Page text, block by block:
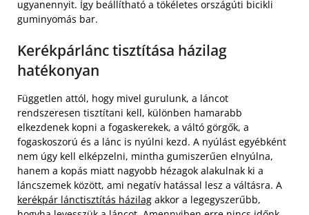
ugyanennyit. Így beállítható a tökéletes országúti bicikli
guminyomás bar.
Kerékpárlánc tisztítása házilag
hatékonyan
Független attól, hogy mivel gurulunk, a láncot
rendszeresen tisztítani kell, különben hamarabb
elkezdenek kopni a fogaskerekek, a váltó görgők, a
fogaskoszorú és a lánc is nyúlni kezd. A nyúlást egyébként
nem úgy kell elképzelni, mintha gumiszerűen elnyúlna,
hanem a kopás miatt nagyobb hézagok alakulnak ki a
láncszemek között, ami negatív hatással lesz a váltásra. A
kerékpár lánctisztítás házilag akkor a legegyszerűbb,